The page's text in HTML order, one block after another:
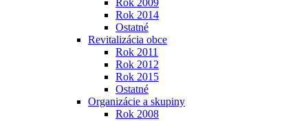
Rok 2009
Rok 2014
Ostatné
Revitalizácia obce
Rok 2011
Rok 2012
Rok 2015
Ostatné
Organizácie a skupiny
Rok 2008